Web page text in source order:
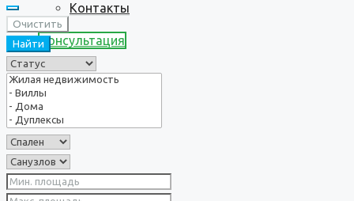
Контакты
Консультация
Очистить
Найти